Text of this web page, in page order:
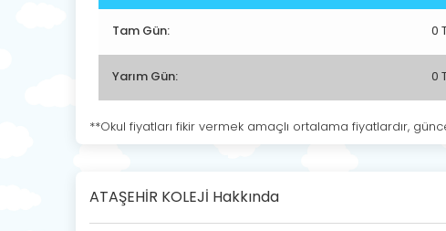
Tam Gün: 0
Yarım Gün: 0
**Okul fiyatları fikir vermek amaçlı ortalama fiyatlardır,
ATAŞEHİR KOLEJİ Hakkında